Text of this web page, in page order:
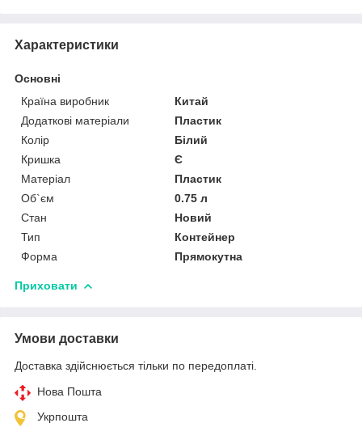
Характеристики
Основні
Країна виробник
Китай
Додаткові матеріали
Пластик
Колір
Білий
Кришка
Є
Матеріал
Пластик
Об`єм
0.75 л
Стан
Новий
Тип
Контейнер
Форма
Прямокутна
Приховати
Умови доставки
Доставка здійснюється тільки по передоплаті.
Нова Пошта
Укрпошта